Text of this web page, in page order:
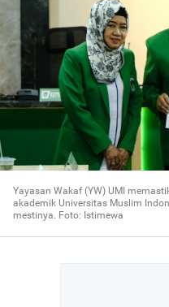
Yayasan Wakaf (YW) UMI
akademik Universitas Muslim
mestinya. Foto: Istimewa